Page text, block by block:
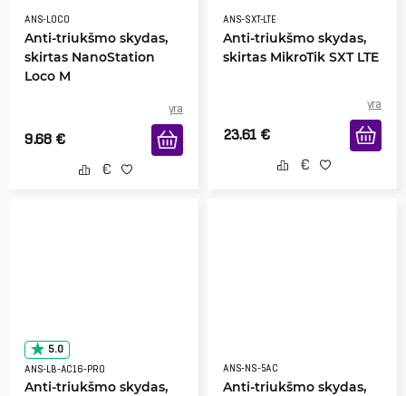
ANS-LOCO
Anti-triukšmo skydas,
skirtas NanoStation
Loco M
yra
9.68 €
ANS-SXT-LTE
Anti-triukšmo skydas,
skirtas MikroTik SXT LTE
yra
23.61 €
5.0
ANS-LB-AC16-PRO
Anti-triukšmo skydas,
ANS-NS-5AC
Anti-triukšmo skydas,